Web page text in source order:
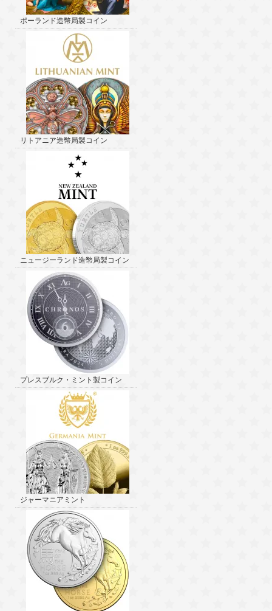
ポーランド造幣局製コイン
リトアニア造幣局製コイン
ニュージーランド造幣局製コイン
プレスブルク・ミント製コイン
ジャーマニアミント